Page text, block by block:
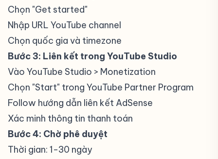
Chọn "Get started"
Nhập URL YouTube channel
Chọn quốc gia và timezone
Bước 3: Liên kết trong YouTube Studio
Vào YouTube Studio > Monetization
Chọn "Start" trong YouTube Partner Program
Follow hướng dẫn liên kết AdSense
Xác minh thông tin thanh toán
Bước 4: Chờ phê duyệt
Thời gian: 1-30 ngày